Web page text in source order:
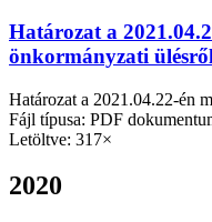
Határozat a
önkormányzati ülésről
Határozat a 2021.04.22-én
Fájl típusa: PDF
Letöltve: 317×
2020